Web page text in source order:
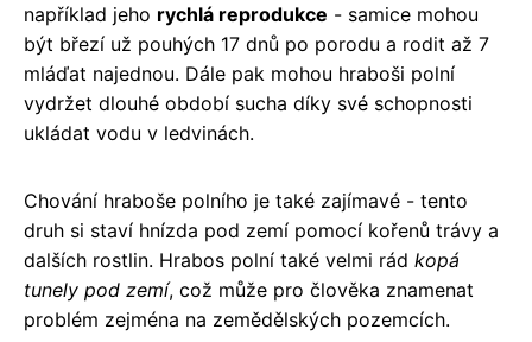
například jeho rychlá reprodukce - samice mohou
být březí už pouhých 17 dnů po porodu a rodit až 7
mláďat najednou. Dále pak mohou hraboši polní
vydržet dlouhé období sucha díky své schopnosti
ukládat vodu v ledvinách.
Chování hraboše polního je také zajímavé - tento
druh si staví hnízda pod zemí pomocí kořenů trávy a
dalších rostlin. Hrabos polní také velmi rád kopá
tunely pod zemí, což může pro člověka znamenat
problém zejména na zemědělských pozemcích.